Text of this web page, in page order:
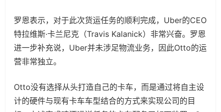
罗恩表示，对于此次货运任务的顺利完成，Uber的CEO
特拉维斯·卡兰尼克（Travis Kalanick）非常兴奋。罗恩
进一步补充说，Uber并未涉足物流业务，因此Otto的运
营非常独立。
Otto没有选择从头打造自己的卡车，而是通过将自主设
计的硬件与现有卡车车型结合的方式来实现公司的目